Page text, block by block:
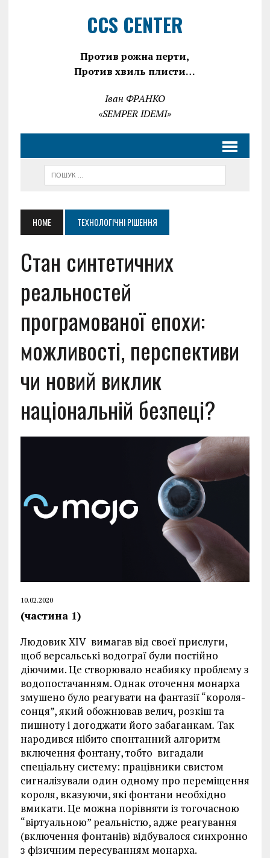
CCS CENTER
Против рожна перти,
Против хвиль плисти…
Іван ФРАНКО
«SEMPER IDEMI»
HOME ТЕХНОЛОГІЧНІ РІШЕННЯ
Стан синтетичних
реальностей
програмованої епохи:
можливості, перспективи
чи новий виклик
національній безпеці?
10.02.2020
(частина 1)
Людовик XIV вимагав від своєї прислуги,
щоб версальські водограї були постійно
діючими. Це створювало неабияку проблему з
водопостачанням. Однак оточення монарха
змушено було реагувати на фантазії “короля-
сонця”, який обожнював велич, розкіш та
пишноту і догоджати його забаганкам. Так
народився нібито спонтанний алгоритм
включення фонтану, тобто вигадали
спеціальну систему: працівники свистом
сигналізували один одному про переміщення
короля, вказуючи, які фонтани необхідно
вмикати. Це можна порівняти із тогочасною
“віртуальною” реальністю, адже реагування
(включення фонтанів) відбувалося синхронно
з фізичним пересуванням монарха.